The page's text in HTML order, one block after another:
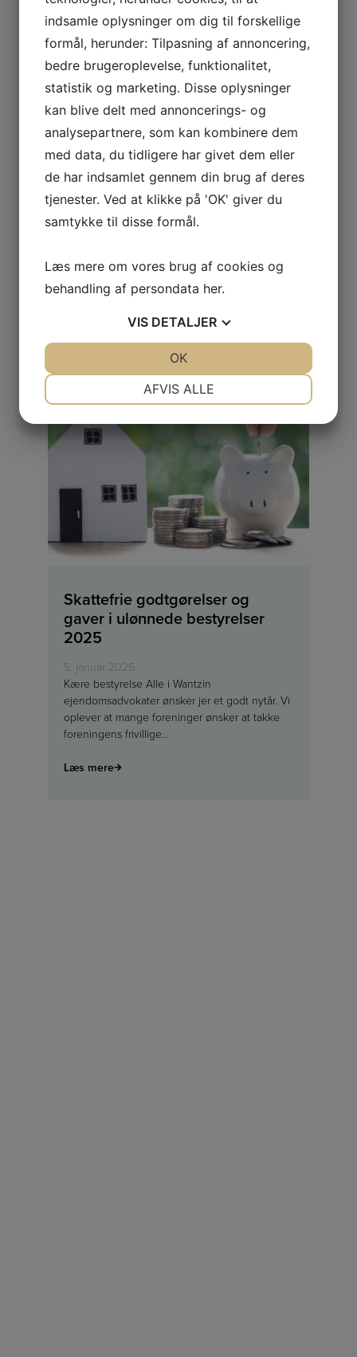
Mød Wantzin
Ejendomsadvokater til
Andelsboligdagen i København
21. januar 2025
Den 1. februar 2025 håber vi at se dig til
Andelsboligdagen i København, som afholdes
af ABF. Vi ser frem til…
Skattefrie godtgørelser og
gaver i ulønnede bestyrelser
2025
5. januar 2025
Kære bestyrelse Alle i Wantzin
ejendomsadvokater ønsker jer et godt nytår. Vi
oplever at mange foreninger ønsker at takke
foreningens frivillige…
Læs mere
indsamle oplysninger om dig til forskellige
formål, herunder: Tilpasning af annoncering,
bedre brugeroplevelse, funktionalitet,
statistik og marketing. Disse oplysninger
kan blive delt med annoncerings- og
analysepartnere, som kan kombinere dem
med data, du tidligere har givet dem eller
de har indsamlet gennem din brug af deres
tjenester. Ved at klikke på 'OK' giver du
samtykke til disse formål.
Læs mere om vores brug af cookies og
behandling af persondata her.
VIS DETALJER
MARKETING STATISTIK
AFVIS ALLE
OK